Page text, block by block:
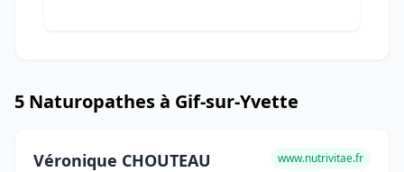
5 Naturopathes à Gif-sur-Yvette
Véronique CHOUTEAU
www.nutrivitae.fr